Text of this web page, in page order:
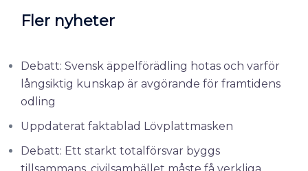
Fler nyheter
Debatt: Svensk äppelförädling hotas och varför
långsiktig kunskap är avgörande för framtidens
odling
Uppdaterat faktablad Lövplattmasken
Debatt: Ett starkt totalförsvar byggs